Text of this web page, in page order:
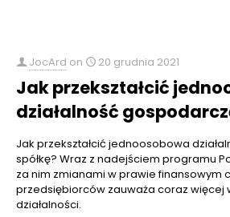
JocArd on 20 grudnia 2021
Jak przekształcić
działalność
Jak przekształcić jednoosobowa
spółkę? Wraz z nadejściem programu
za nim zmianami w prawie finansowym
przedsiębiorców zauważa coraz więcej
działalności.